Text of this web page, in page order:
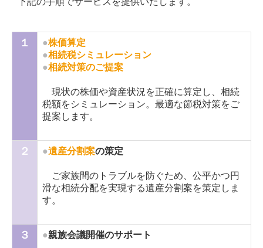
１ ●株価算定
●相続税シミュレーション
●相続対策のご提案
現状の株価や資産状況を正確に算定し、相続
税額をシミュレーション。最適な節税対策をご
提案します。
２ ●遺産分割案の策定
ご家族間のトラブルを防ぐため、公平かつ円
滑な相続分配を実現する遺産分割案を策定しま
す。
３ ●親族会議開催のサポート